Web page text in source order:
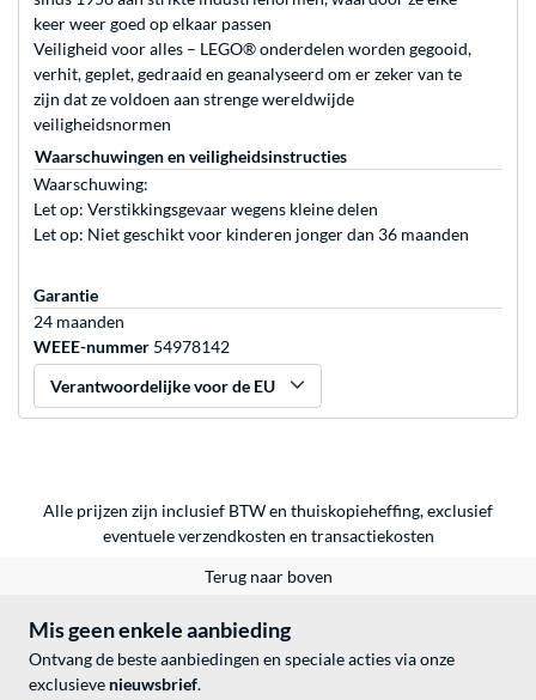
keer weer goed op elkaar passen
Veiligheid voor alles – LEGO® onderdelen worden gegooid,
verhit, geplet, gedraaid en geanalyseerd om er zeker van te
zijn dat ze voldoen aan strenge wereldwijde
veiligheidsnormen
Waarschuwingen en veiligheidsinstructies
Waarschuwing:
Let op: Verstikkingsgevaar wegens kleine delen
Let op: Niet geschikt voor kinderen jonger dan 36 maanden
Garantie
24 maanden
WEEE-nummer 54978142
Verantwoordelijke voor de EU
Alle prijzen zijn inclusief BTW en thuiskopieheffing, exclusief
eventueleverzendkosten en transactiekosten
Terug naar boven
Mis geen enkele aanbieding
Ontvang de beste aanbiedingen en speciale acties via onze
exclusieve nieuwsbrief.